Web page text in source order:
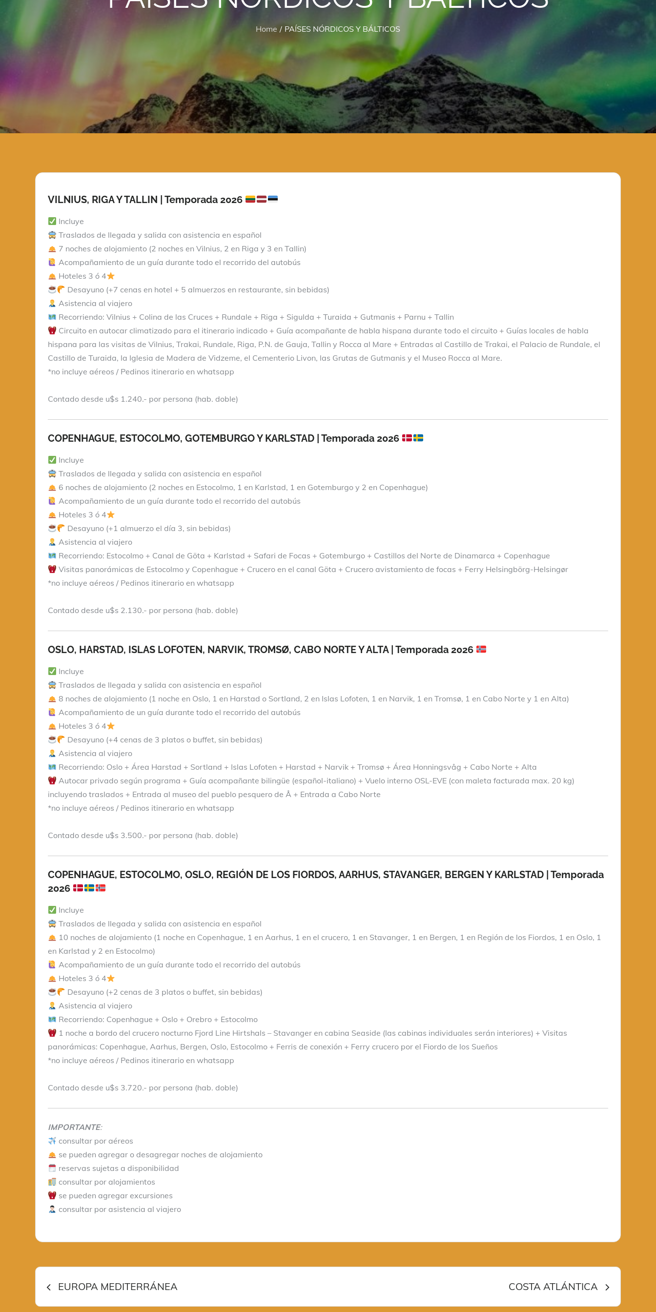
Home PAÍSES NÓRDICOS Y BÁLTICOS
VILNIUS, RIGA Y TALLIN | Temporada 2026
Incluye
Traslados de llegada y salida con asistencia en español
7 noches de alojamiento (2 noches en Vilnius, 2 en Riga y 3 en Tallin)
Acompañamiento de un guía durante todo el recorrido del autobús
Hoteles 3 ó 4
Desayuno (+7 cenas en hotel + 5 almuerzos en restaurante, sin bebidas)
Asistencia al viajero
Recorriendo: Vilnius + Colina de las Cruces + Rundale + Riga + Sigulda + Turaida + Gutmanis + Parnu + Tallin
Circuito en autocar climatizado para el itinerario indicado + Guía acompañante de habla hispana durante todo el circuito + Guías locales de habla
hispana para las visitas de Vilnius, Trakai, Rundale, Riga, P.N. de Gauja, Tallin y Rocca al Mare + Entradas al Castillo de Trakai, el Palacio de Rundale, el
Castillo de Turaida, la Iglesia de Madera de Vidzeme, el Cementerio Livon, las Grutas de Gutmanis y el Museo Rocca al Mare.
*no incluye aéreos / Pedinos itinerario en whatsapp
Contado desde u$s 1.240.- por persona (hab. doble)
COPENHAGUE, ESTOCOLMO, GOTEMBURGO Y KARLSTAD | Temporada 2026
Incluye
Traslados de llegada y salida con asistencia en español
6 noches de alojamiento (2 noches en Estocolmo, 1 en Karlstad, 1 en Gotemburgo y 2 en Copenhague)
Acompañamiento de un guía durante todo el recorrido del autobús
Hoteles 3 ó 4
Desayuno (+1 almuerzo el día 3, sin bebidas)
Asistencia al viajero
Recorriendo: Estocolmo + Canal de Göta + Karlstad + Safari de Focas + Gotemburgo + Castillos del Norte de Dinamarca + Copenhague
Visitas panorámicas de Estocolmo y Copenhague + Crucero en el canal Göta + Crucero avistamiento de focas + Ferry HeIsingbörg-HeIsingør
*no incluye aéreos / Pedinos itinerario en whatsapp
Contado desde u$s 2.130.- por persona (hab. doble)
OSLO, HARSTAD, ISLAS LOFOTEN, NARVIK, TROMSØ, CABO NORTE Y ALTA | Temporada 2026
Incluye
Traslados de llegada y salida con asistencia en español
8 noches de alojamiento (1 noche en Oslo, 1 en Harstad o Sortland, 2 en Islas Lofoten, 1 en Narvik, 1 en Tromsø, 1 en Cabo Norte y 1 en Alta)
Acompañamiento de un guía durante todo el recorrido del autobús
Hoteles 3 ó 4
Desayuno (+4 cenas de 3 platos o buffet, sin bebidas)
Asistencia al viajero
Recorriendo: Oslo + Área Harstad + Sortland + Islas Lofoten + Harstad + Narvik + Tromsø + Área Honningsvåg + Cabo Norte + Alta
Autocar privado según programa + Guía acompañante bilingüe (español-italiano) + Vuelo interno OSL-EVE (con maleta facturada max. 20 kg)
incluyendo traslados + Entrada al museo del pueblo pesquero de Å + Entrada a Cabo Norte
*no incluye aéreos / Pedinos itinerario en whatsapp
Contado desde u$s 3.500.- por persona (hab. doble)
COPENHAGUE, ESTOCOLMO, OSLO, REGIÓN DE LOS FIORDOS, AARHUS, STAVANGER, BERGEN Y KARLSTAD | Temporada
2026
Incluye
Traslados de llegada y salida con asistencia en español
10 noches de alojamiento (1 noche en Copenhague, 1 en Aarhus, 1 en el crucero, 1 en Stavanger, 1 en Bergen, 1 en Región de los Fiordos, 1 en Oslo, 1
en Karlstad y 2 en Estocolmo)
Acompañamiento de un guía durante todo el recorrido del autobús
Hoteles 3 ó 4
Desayuno (+2 cenas de 3 platos o buffet, sin bebidas)
Asistencia al viajero
Recorriendo: Copenhague + Oslo + Orebro + Estocolmo
1 noche a bordo del crucero nocturno Fjord Line Hirtshals – Stavanger en cabina Seaside (las cabinas individuales serán interiores) + Visitas
panorámicas: Copenhague, Aarhus, Bergen, Oslo, Estocolmo + Ferris de conexión + Ferry crucero por el Fiordo de los Sueños
*no incluye aéreos / Pedinos itinerario en whatsapp
Contado desde u$s 3.720.- por persona (hab. doble)
IMPORTANTE:
consultar por aéreos
se pueden agregar o desagregar noches de alojamiento
reservas sujetas a disponibilidad
consultar por alojamientos
se pueden agregar excursiones
consultar por asistencia al viajero
Navegación
EUROPA MEDITERRÁNEA COSTA ATLÁNTICA